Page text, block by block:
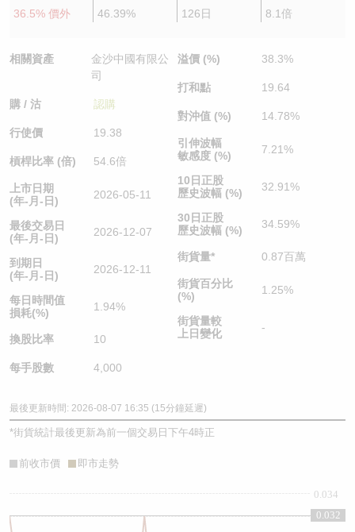
36.5% 價外
46.39%
126日
8.1倍
相關資產
金沙中國有限公
司
購 / 沽 認購
行使價 19.38
槓桿比率 (倍) 54.6倍
上市日期
(年-月-日)
2026-05-11
最後交易日
(年-月-日)
2026-12-07
到期日
(年-月-日)
2026-12-11
每日時間值
損耗(%)
1.94%
換股比率 10
每手股數 4,000
溢價 (%) 38.3%
打和點 19.64
對沖值 (%) 14.78%
引伸波幅
敏感度 (%)
7.21%
10日正股
歷史波幅 (%)
32.91%
30日正股
歷史波幅 (%)
34.59%
街貨量* 0.87百萬
街貨百分比
(%)
1.25%
街貨量較
上日變化
-
最後更新時間: 2026-08-07 16:35 (15分鐘延遲)
*街貨統計最後更新為前一個交易日下午4時正
前收市價 即市走勢
0.032
0.034
0.032